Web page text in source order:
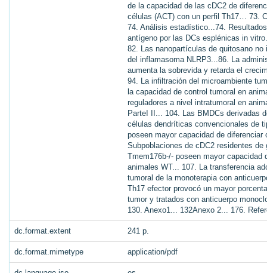
de la capacidad de las cDC2 de
células (ACT) con un perfil Th17… 73.
74. Análisis estadístico...74.
antígeno por las DCs esplénicas in
82. Las nanopartículas de quitosano
del inflamasoma NLRP3...86. La
aumenta la sobrevida y retarda el
94. La infiltración del microambiente
la capacidad de control tumoral en
reguladores a nivel intratumoral en
ParteI II... 104. Las BMDCs derivadas
células dendríticas convencionales de
poseen mayor capacidad de
Subpoblaciones de cDC2 residentes
Tmem176b-/- poseen mayor
animales WT... 107. La transferencia
tumoral de la monoterapia con
Th17 efector provocó un mayor
tumor y tratados con anticuerpo
130. Anexo1... 132Anexo 2... 176.
dc.format.extent 241 p.
dc.format.mimetype application/pdf